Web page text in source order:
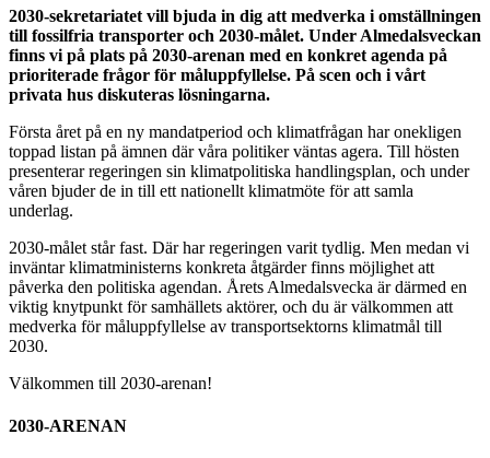
2030-sekretariatet vill bjuda in dig att medverka i omställningen
till fossilfria transporter och 2030-målet. Under Almedalsveckan
finns vi på plats på 2030-arenan med en konkret agenda på
prioriterade frågor för måluppfyllelse. På scen och i vårt
privata hus diskuteras lösningarna.
Första året på en ny mandatperiod och klimatfrågan har onekligen
toppad listan på ämnen där våra politiker väntas agera. Till hösten
presenterar regeringen sin klimatpolitiska handlingsplan, och under
våren bjuder de in till ett nationellt klimatmöte för att samla
underlag.
2030-målet står fast. Där har regeringen varit tydlig. Men medan vi
inväntar klimatministerns konkreta åtgärder finns möjlighet att
påverka den politiska agendan. Årets Almedalsvecka är därmed en
viktig knytpunkt för samhällets aktörer, och du är välkommen att
medverka för måluppfyllelse av transportsektorns klimatmål till
2030.
Välkommen till 2030-arenan!
2030-ARENAN